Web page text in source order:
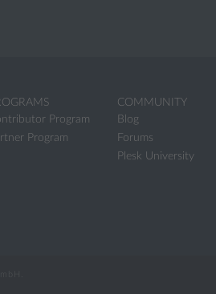
Program
Program
COMMUNITY
Blog
Forums
Plesk University